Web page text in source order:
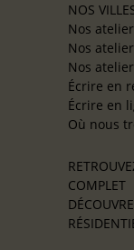
NOS
Nos
Nos
Nos
Écrire en
Écrire en
Où nous
COMPLET